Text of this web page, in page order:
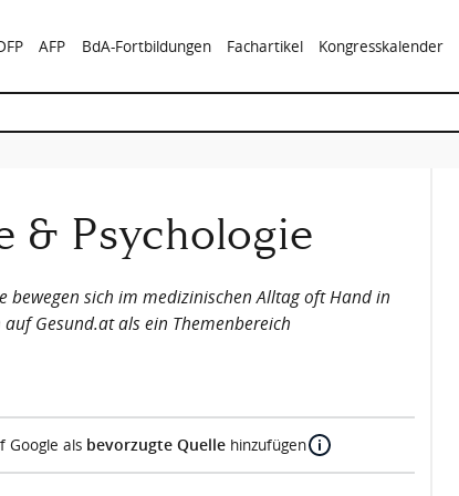
AFP BdA-Fortbildungen Fachartikel Kongresskalender
& Psychologie
bewegen sich im medizinischen Alltag oft Hand in
Gesund.at als ein Themenbereich
Google als bevorzugte Quellehinzufügen